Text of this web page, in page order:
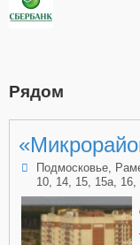
Рядом
Подмосковье,
10, 14, 15, 15а, 16,